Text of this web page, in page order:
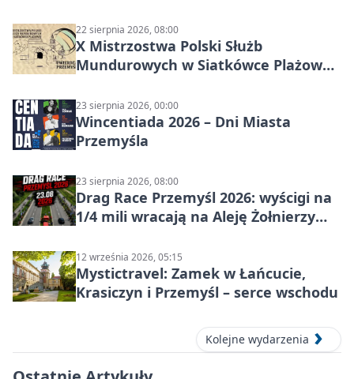
22 sierpnia 2026, 08:00
X Mistrzostwa Polski Służb
Mundurowych w Siatkówce Plażowej
23 sierpnia 2026, 00:00
Wincentiada 2026 – Dni Miasta
Przemyśla
23 sierpnia 2026, 08:00
Drag Race Przemyśl 2026: wyścigi na
1/4 mili wracają na Aleję Żołnierzy
12 września 2026, 05:15
Mystictravel: Zamek w Łańcucie,
Krasiczyn i Przemyśl – serce wschodu
Kolejne wydarzenia